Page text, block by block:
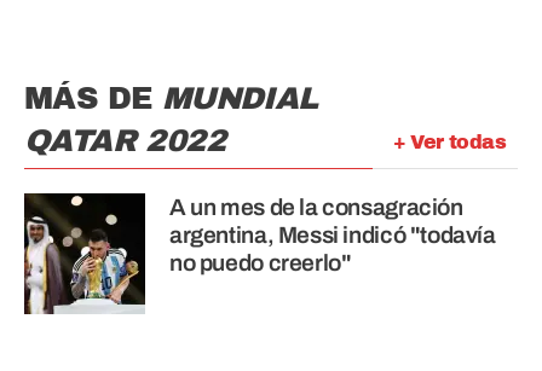
+ Ver todas
MÁS DE MUNDIAL
QATAR 2022
A un mes de la consagración
argentina, Messi indicó "todavía
no puedo creerlo"